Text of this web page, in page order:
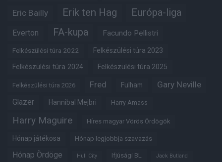
Eric Bailly Erik ten Hag Európa-liga
Everton FA-kupa Facundo Pellistri
Felkészülési túra 2022 Felkészülési túra 2023
Felkészülési túra 2024 Felkészülési túra 2025
Felkészülési túra 2026 Fred Fulham Gary Neville
Glazer Hannibal Mejbri Harry Amass
Harry Maguire Híres magyar Vörös Ördögök
Hónap játékosa Hónap legjobbja szavazás
Hónap Ördöge Hull City Ifjúsági BL Jack Butland